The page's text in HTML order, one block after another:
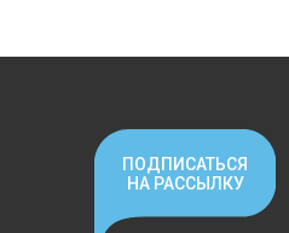
ПОДПИСАТЬСЯ
НА РАССЫЛКУ